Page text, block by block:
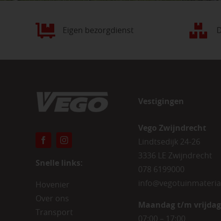
Eigen bezorgdienst
Snelle links:
Hovenier
Over ons
Transport
Vestigingen
Vego Zwijndrecht
Lindtsedijk 24-26
3336 LE Zwijndrecht
078 6199000
Maandag t/m
07:00 – 17:00